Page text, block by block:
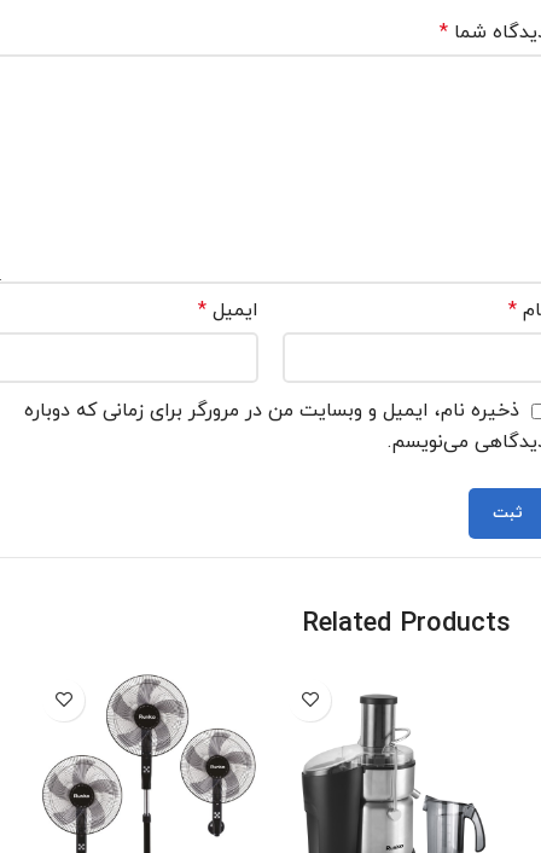
شما *
* ایمیل *
ذخیره نام، ایمیل و وبسایت من در مرورگر برای زمانی که دوباره
می‌نویسم.
Related Products